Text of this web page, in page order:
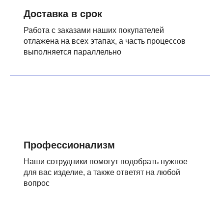
Доставка в срок
Работа с заказами наших покупателей
отлажена на всех этапах, а часть процессов
выполняется параллельно
Профессионализм
Наши сотрудники помогут подобрать нужное
для вас изделие, а также ответят на любой
вопрос